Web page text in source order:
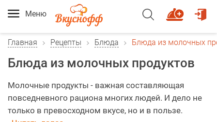
Меню
Главная Рецепты Блюда Блюда из молочных
Блюда из молочных продуктов
Молочные продукты - важная составляющая
повседневного рациона многих людей. И дело не
только в превосходном вкусе, но и в пользе.